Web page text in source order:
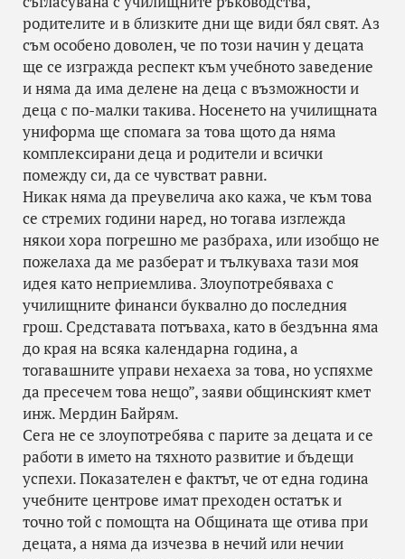
родителите и в близките дни ще види бял свят. Аз
съм особено доволен, че по този начин у децата
ще се изгражда респект към учебното заведение
и няма да има делене на деца с възможности и
деца с по-малки такива. Носенето на училищната
униформа ще спомага за това щото да няма
комплексирани деца и родители и всички
помежду си, да се чувстват равни.
Никак няма да преувелича ако кажа, че към това
се стремих години наред, но тогава изглежда
някои хора погрешно ме разбраха, или изобщо не
пожелаха да ме разберат и тълкуваха тази моя
идея като неприемлива. Злоупотребяваха с
училищните финанси буквално до последния
грош. Средставата потъваха, като в бездънна яма
до края на всяка календарна година, а
тогавашните управи нехаеха за това, но успяхме
да пресечем това нещо”, заяви общинският кмет
инж. Мердин Байрям.
Сега не се злоупотребява с парите за децата и се
работи в името на тяхното развитие и бъдещи
успехи. Показателен е фактът, че от една година
учебните центрове имат преходен остатък и
точно той с помощта на Общината ще отива при
децата, а няма да изчезва в нечий или нечии